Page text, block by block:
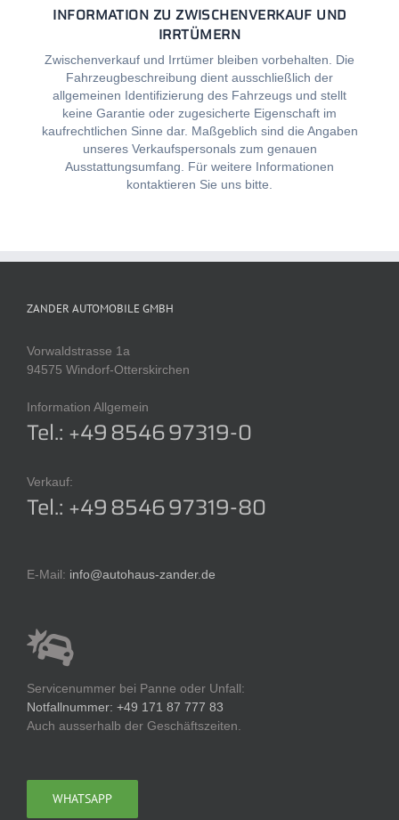
INFORMATION ZU ZWISCHENVERKAUF UND
IRRTÜMERN
Zwischenverkauf und Irrtümer bleiben vorbehalten. Die
Fahrzeugbeschreibung dient ausschließlich der
allgemeinen Identifizierung des Fahrzeugs und stellt
keine Garantie oder zugesicherte Eigenschaft im
kaufrechtlichen Sinne dar. Maßgeblich sind die Angaben
unseres Verkaufspersonals zum genauen
Ausstattungsumfang. Für weitere Informationen
kontaktieren Sie uns bitte.
ZANDER AUTOMOBILE GMBH
Vorwaldstrasse 1a
94575 Windorf-Otterskirchen
Information Allgemein
Tel.: +49 8546 97319-0
Verkauf:
Tel.: +49 8546 97319-80
E-Mail: info@autohaus-zander.de
Servicenummer bei Panne oder Unfall:
Notfallnummer: +49 171 87 777 83
Auch ausserhalb der Geschäftszeiten.
WHATSAPP